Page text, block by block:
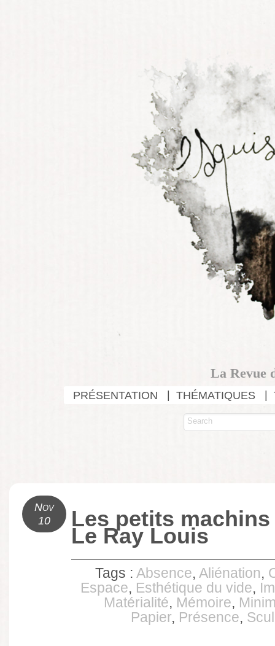
La Revue
PRÉSENTATION THÉMATIQUES
Nov
10
Les petits
Le Ray Louis
Tags : Absence, Aliénation,
Espace, Esthétique du vide,
Matérialité, Mémoire,
Papier, Présence,